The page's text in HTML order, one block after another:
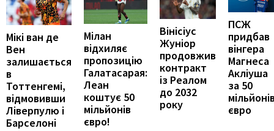
Мікі ван де
Вен
залишається
в
Тоттенгемі,
відмовивши
Ліверпулю і
Барселоні
Мілан
відхиляє
пропозицію
Галатасарая:
Леан
коштує 50
мільйонів
євро!
Вінісіус
Жуніор
продовжив
контракт
із Реалом
до 2032
року
ПСЖ
придбав
вінгера
Магнеса
Акліуша
за 50
євро